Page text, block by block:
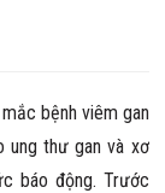
bệnh viêm gan
ung thư gan và xơ
báo động. Trước